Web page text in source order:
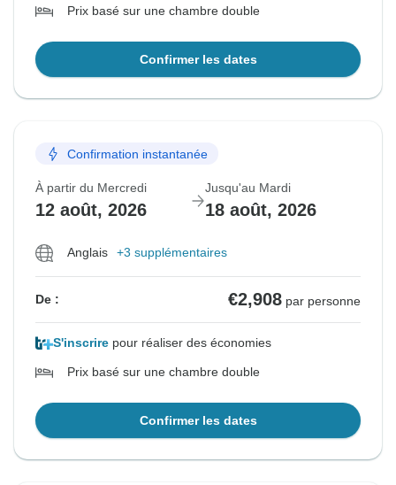
Prix basé sur une chambre double
Confirmer les dates
Confirmation instantanée
À partir du Mercredi
12 août, 2026
Jusqu'au Mardi
18 août, 2026
Anglais +3 supplémentaires
De : €2,908 par personne
S'inscrire pour réaliser des économies
Prix basé sur une chambre double
Confirmer les dates